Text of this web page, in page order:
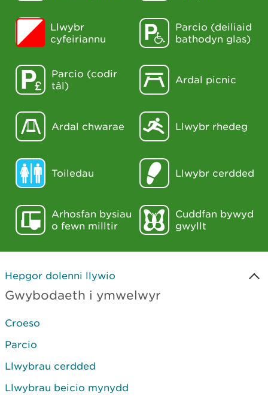
Llwybr
cyfeiriannu
Parcio (deiliaid
bathodyn glas)
Parcio (codir
tâl)
Ardal picnic
Ardal chwarae Llwybr rhedeg
Toiledau Llwybr cerdded
Arhosfan bysiau
o fewn milltir
Cuddfan bywyd
gwyllt
Hepgor dolenni llywio
Gwybodaeth i ymwelwyr
Croeso
Parcio
Llwybrau cerdded
Llwybrau beicio mynydd